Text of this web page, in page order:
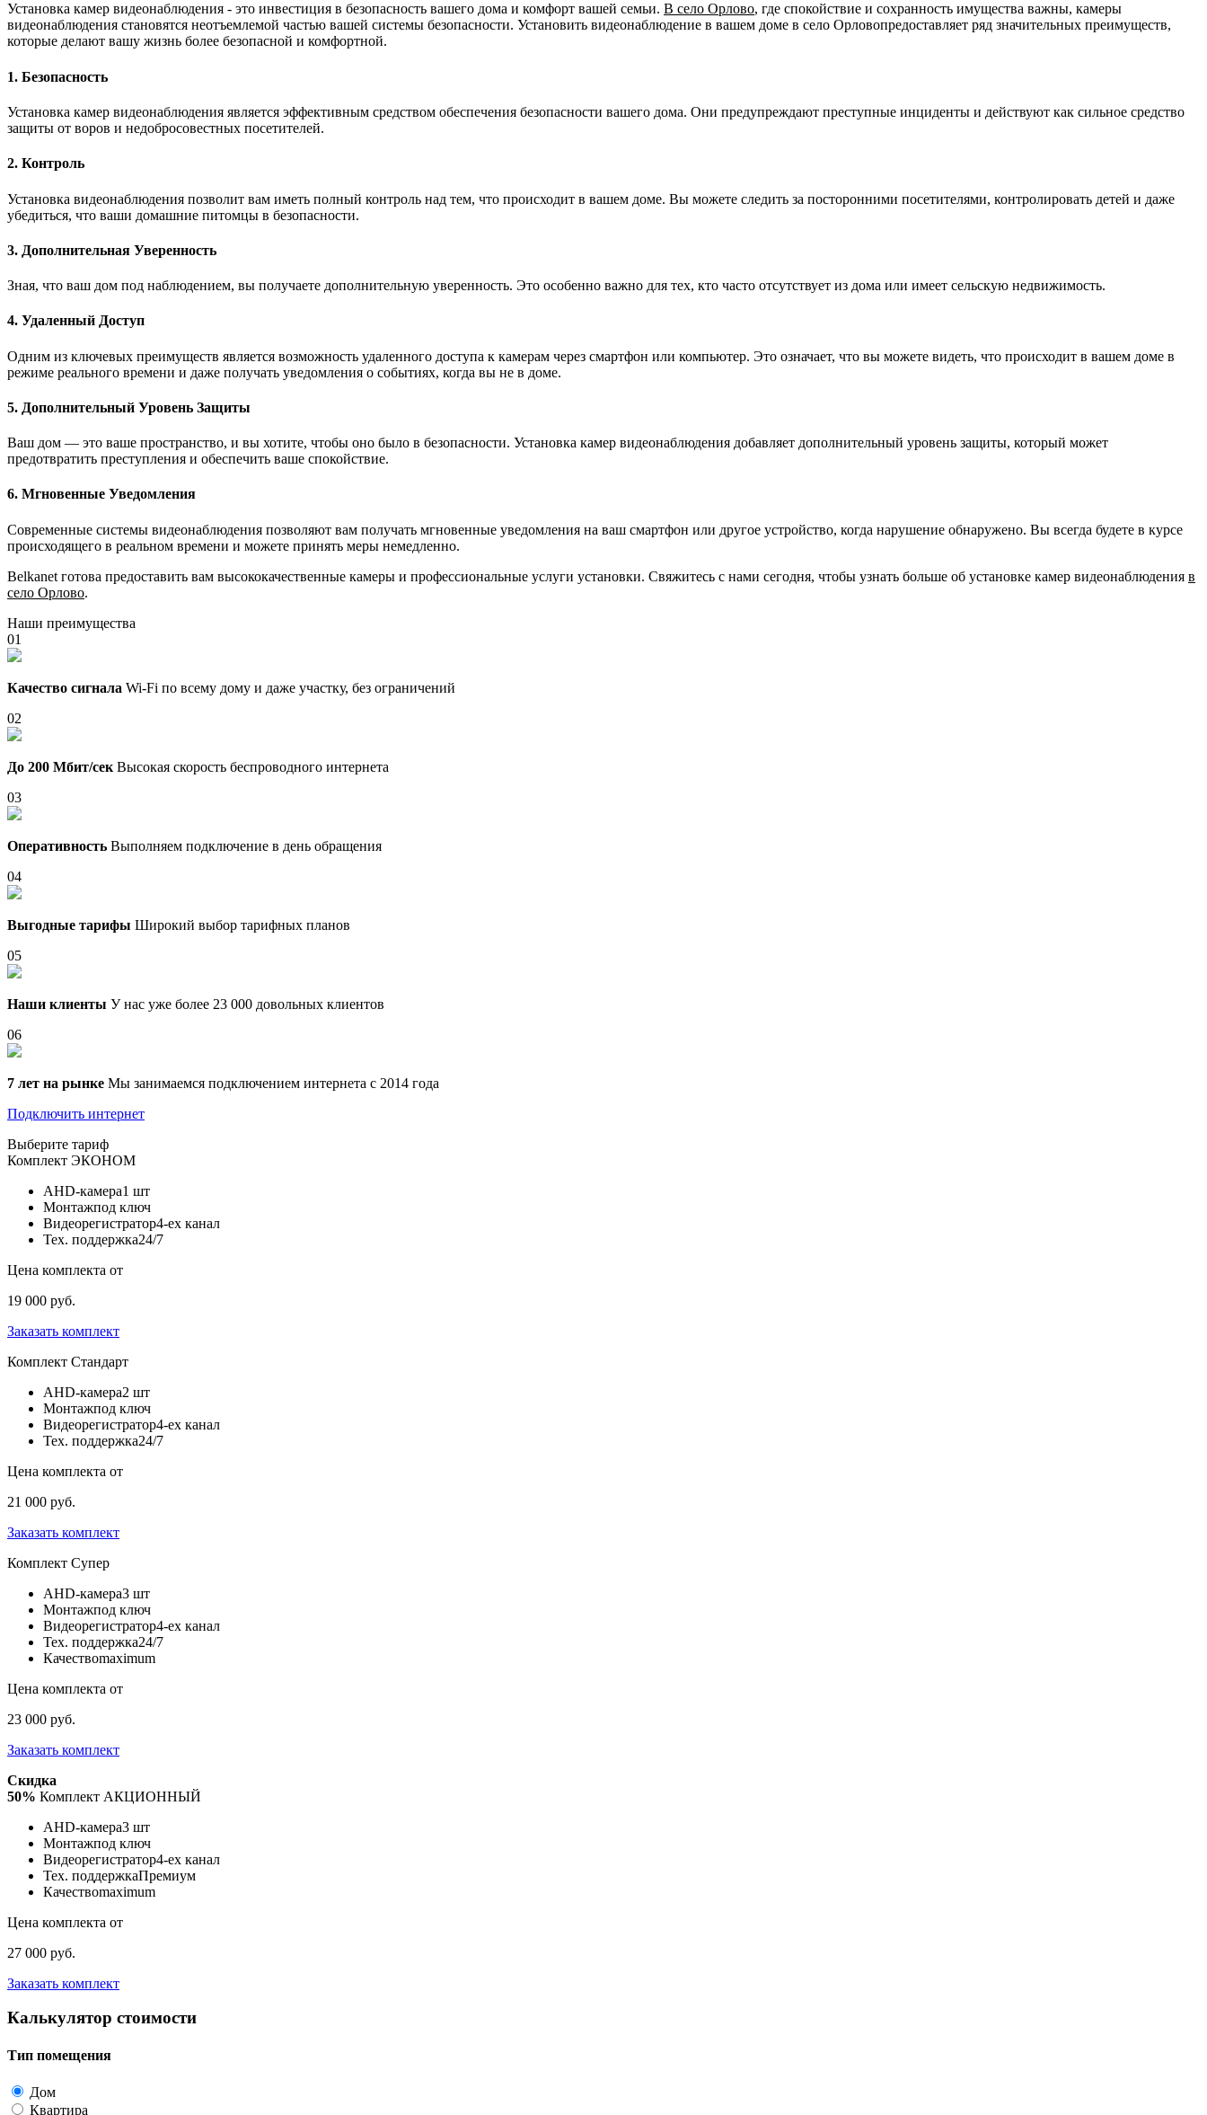
Установка камер видеонаблюдения - это инвестиция в безопасность вашего дома и комфорт вашей семьи. В село Орлово, где спокойствие и сохранность имущества важны, камеры
видеонаблюдения становятся неотъемлемой частью вашей системы безопасности. Установить видеонаблюдение в вашем доме в село Орловопредоставляет ряд значительных преимуществ,
которые делают вашу жизнь более безопасной и комфортной.
1. Безопасность
Установка камер видеонаблюдения является эффективным средством обеспечения безопасности вашего дома. Они предупреждают преступные инциденты и действуют как сильное средство
защиты от воров и недобросовестных посетителей.
2. Контроль
Установка видеонаблюдения позволит вам иметь полный контроль над тем, что происходит в вашем доме. Вы можете следить за посторонними посетителями, контролировать детей и даже
убедиться, что ваши домашние питомцы в безопасности.
3. Дополнительная Уверенность
Зная, что ваш дом под наблюдением, вы получаете дополнительную уверенность. Это особенно важно для тех, кто часто отсутствует из дома или имеет сельскую недвижимость.
4. Удаленный Доступ
Одним из ключевых преимуществ является возможность удаленного доступа к камерам через смартфон или компьютер. Это означает, что вы можете видеть, что происходит в вашем доме в
режиме реального времени и даже получать уведомления о событиях, когда вы не в доме.
5. Дополнительный Уровень Защиты
Ваш дом — это ваше пространство, и вы хотите, чтобы оно было в безопасности. Установка камер видеонаблюдения добавляет дополнительный уровень защиты, который может
предотвратить преступления и обеспечить ваше спокойствие.
6. Мгновенные Уведомления
Современные системы видеонаблюдения позволяют вам получать мгновенные уведомления на ваш смартфон или другое устройство, когда нарушение обнаружено. Вы всегда будете в курсе
происходящего в реальном времени и можете принять меры немедленно.
Belkanet готова предоставить вам высококачественные камеры и профессиональные услуги установки. Свяжитесь с нами сегодня, чтобы узнать больше об установке камер видеонаблюдения в
село Орлово.
Наши преимущества
01
Качество сигнала Wi-Fi по всему дому и даже участку, без ограничений
02
До 200 Мбит/сек Высокая скорость беспроводного интернета
03
Оперативность Выполняем подключение в день обращения
04
Выгодные тарифы Широкий выбор тарифных планов
05
Наши клиенты У нас уже более 23 000 довольных клиентов
06
7 лет на рынке Мы занимаемся подключением интернета с 2014 года
Подключить интернет
Выберите тариф
Комплект ЭКОНОМ
AHD-камера1 шт
Монтажпод ключ
Видеорегистратор4-ех канал
Тех. поддержка24/7
Цена комплекта от
19 000 руб.
Заказать комплект
Комплект Стандарт
AHD-камера2 шт
Монтажпод ключ
Видеорегистратор4-ех канал
Тех. поддержка24/7
Цена комплекта от
21 000 руб.
Заказать комплект
Комплект Супер
AHD-камера3 шт
Монтажпод ключ
Видеорегистратор4-ех канал
Тех. поддержка24/7
Качествоmaximum
Цена комплекта от
23 000 руб.
Заказать комплект
Скидка
50% Комплект АКЦИОННЫЙ
AHD-камера3 шт
Монтажпод ключ
Видеорегистратор4-ех канал
Тех. поддержкаПремиум
Качествоmaximum
Цена комплекта от
27 000 руб.
Заказать комплект
Калькулятор стоимости
Тип помещения
Дом
Квартира